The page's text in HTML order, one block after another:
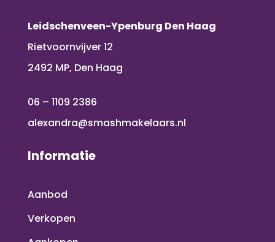
Leidschenveen-Ypenburg Den Haag
Rietvoornvijver 12
2492 MP, Den Haag
06 – 1109 2386
alexandra@smashmakelaars.nl
Informatie
Aanbod
Verkopen